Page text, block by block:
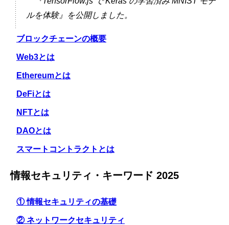
ルを体験』を公開しました。
ブロックチェーンの概要
Web3とは
Ethereumとは
DeFiとは
NFTとは
DAOとは
スマートコントラクトとは
情報セキュリティ・キーワード 2025
① 情報セキュリティの基礎
② ネットワークセキュリティ